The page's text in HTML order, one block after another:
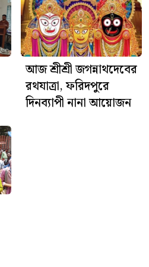
আজ শ্রীশ্রী জগন্নাথদেবের
রথযাত্রা, ফরিদপুরে
দিনব্যাপী নানা আয়োজন